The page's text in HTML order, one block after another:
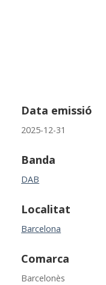
Data emissió
2025-12-31
Banda
DAB
Localitat
Barcelona
Comarca
Barcelonès